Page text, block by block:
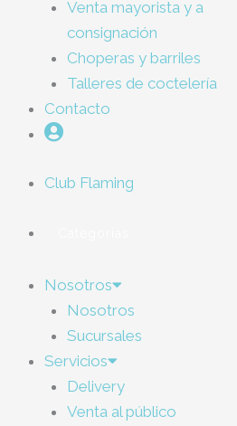
Venta mayorista y a
consignación
Choperas y barriles
Talleres de coctelería
Contacto
Club Flaming
Nosotros
Nosotros
Sucursales
Servicios
Delivery
Venta al público